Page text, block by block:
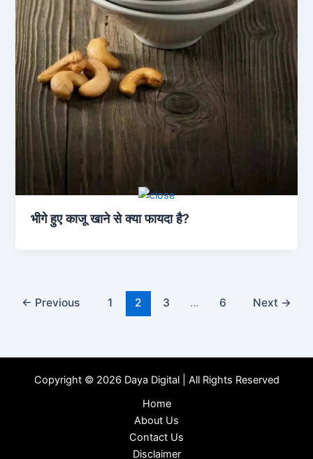
भीगे हुए काजू खाने से क्या फायदा है?
← Previous 1 2 3 … 6 Next →
Copyright © 2026 Daya Digital | All Rights Reserved
Home
About Us
Contact Us
Disclaimer